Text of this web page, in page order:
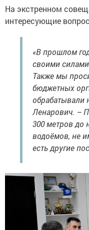
На экстренном
интересующие
«В прошлом
своими
Также мы
бюджетных
обрабатывали
Ленарович. –
300 метров до
водоёмов, не
есть другие